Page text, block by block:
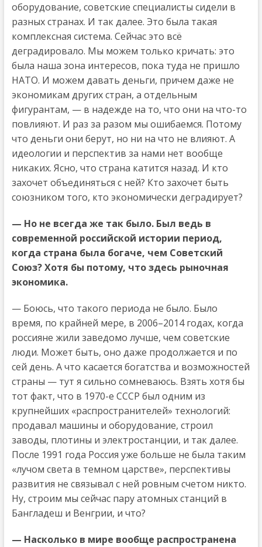
оборудование, советские специалисты сидели в
разных странах. И так далее. Это была такая
комплексная система. Сейчас это всё
деградировало. Мы можем только кричать: это
была наша зона интересов, пока туда не пришло
НАТО. И можем давать деньги, причем даже не
экономикам других стран, а отдельным
фигурантам, — в надежде на то, что они на что-то
повлияют. И раз за разом мы ошибаемся. Потому
что деньги они берут, но ни на что не влияют. А
идеологии и перспектив за нами нет вообще
никаких. Ясно, что страна катится назад. И кто
захочет объединяться с ней? Кто захочет быть
союзником того, кто экономически деградирует?
— Но не всегда же так было. Был ведь в
современной российской истории период,
когда страна была богаче, чем Советский
Союз? Хотя бы потому, что здесь рыночная
экономика.
— Боюсь, что такого периода не было. Было
время, по крайней мере, в 2006–2014 годах, когда
россияне жили заведомо лучше, чем советские
люди. Может быть, оно даже продолжается и по
сей день. А что касается богатства и возможностей
страны — тут я сильно сомневаюсь. Взять хотя бы
тот факт, что в 1970-е СССР был одним из
крупнейших «распространителей» технологий:
продавал машины и оборудование, строил
заводы, плотины и электростанции, и так далее.
После 1991 года Россия уже больше не была таким
«лучом света в темном царстве», перспективы
развития не связывал с ней ровным счетом никто.
Ну, строим мы сейчас пару атомных станций в
Бангладеш и Венгрии, и что?
— Насколько в мире вообще распространена